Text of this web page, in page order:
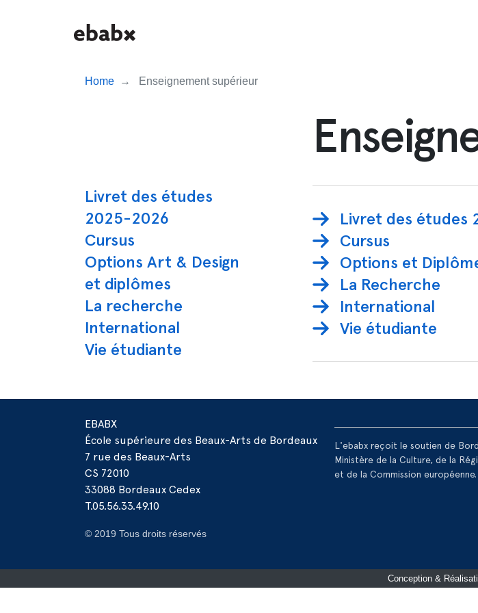
Home Enseignement supérieur
Navigation principale
Livret des études
2025-2026
Cursus
Options Art & Design
et diplômes
La recherche
International
Vie étudiante
Livret des études
Cursus
Options et
La Recherche
International
Vie étudiante
EBABX
École supérieure des Beaux-Arts de Bordeaux
7 rue des Beaux-Arts
CS 72010
33088 Bordeaux Cedex
T.05.56.33.49.10
© 2019 Tous droits réservés
L'ebabx reçoit le soutien de
Ministère de la Culture, de la
et de la Commission européenne.
Conception &